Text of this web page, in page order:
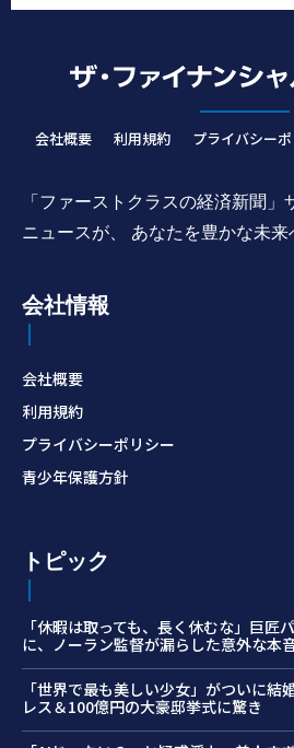
会社概要 利用規約 プライバシー
「ファーストクラスの経済新聞
ニュースが、 あなたを豊かな未来
会社情報
会社概要
利用規約
プライバシーポリシー
青少年保護方針
トピック
「休暇は取っても、長く休むな」巨匠
に、ノーラン監督が漏らした意外な本
「世界で最も美しい少女」がついに
レス＆100億円の大豪邸挙式に驚き